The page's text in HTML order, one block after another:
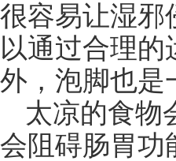
很容易让湿邪
以通过合理
外，泡脚也是
太凉的食物
会阻碍肠胃功